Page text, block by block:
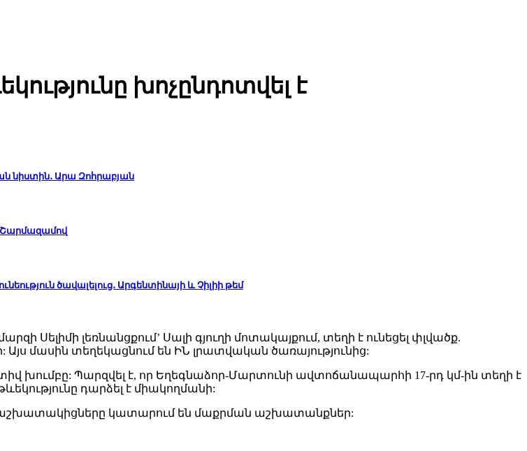
խոչընդոտվել է
նիստին․ Արա Զոհրաբյան
Շարմազամով
ծավալելուց․ Արգենտինայի և Չիլիի թեմ
Սելիմի լեռնանցքում’ Սալի գյուղի մոտակայքում, տեղի է ունեցել փլվածք.
մասին տեղեկացնում են ԻՆ լրատվական ծառայությունից:
խումբը: Պարզվել է, որ Եղեգնաձոր-Մարտունի ավտոճանապարհի 17-րդ կմ-ին տեղի է
դարձել է միակողմանի:
կատարում են մաքրման աշխատանքներ: